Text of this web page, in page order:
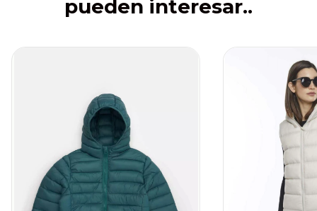
pueden interesar..